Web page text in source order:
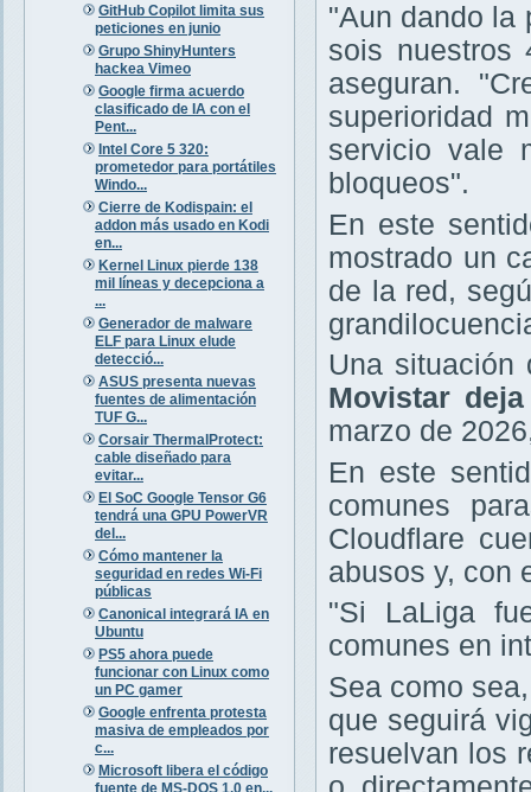
GitHub Copilot limita sus
peticiones en junio
Grupo ShinyHunters
hackea Vimeo
Google firma acuerdo
clasificado de IA con el
Pent...
Intel Core 5 320:
prometedor para portátiles
Windo...
Cierre de Kodispain: el
addon más usado en Kodi
en...
Kernel Linux pierde 138
mil líneas y decepciona a
...
Generador de malware
ELF para Linux elude
detecció...
ASUS presenta nuevas
fuentes de alimentación
TUF G...
Corsair ThermalProtect:
cable diseñado para
evitar...
El SoC Google Tensor G6
tendrá una GPU PowerVR
del...
Cómo mantener la
seguridad en redes Wi-Fi
públicas
Canonical integrará IA en
Ubuntu
PS5 ahora puede
funcionar con Linux como
un PC gamer
Google enfrenta protesta
masiva de empleados por
c...
Microsoft libera el código
fuente de MS-DOS 1.0 en...
"Aun dando la
sois nuestros
aseguran.
superioridad
servicio vale
bloqueos".
En este
mostrado un
de la red,
Una
Movistar
marzo de
En este
comunes
Cloudflare
abusos y, con
"Si LaLiga
comunes en
Sea como
que seguirá
resuelvan los